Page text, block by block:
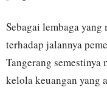
Sebagai lembaga
terhadap jalannya
Tangerang semestinya
kelola keuangan yang